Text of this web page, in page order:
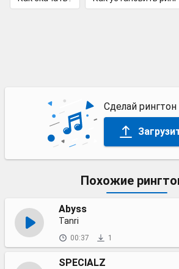
Сделай рингтон
Похожие
Abyss
Tanri
00:37 1
SPECIALZ